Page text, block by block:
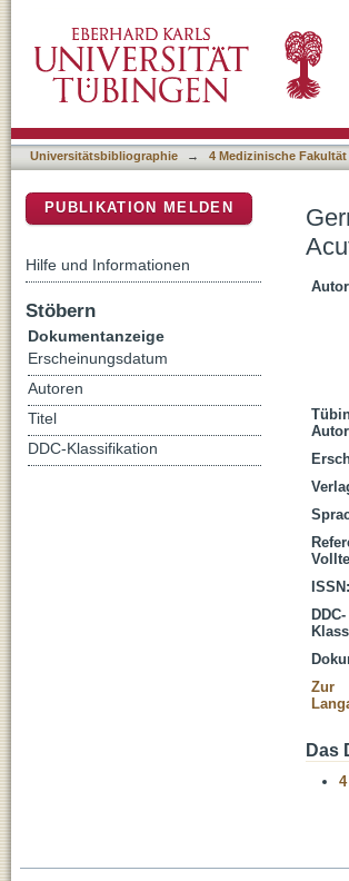
Universitätsbibliographie → 4 Medizinische Fakultät
ISSN:
DDC-
Zur
Das
PUBLIKATION MELDEN
Hilfe und Informationen
Stöbern
Dokumentanzeige
Erscheinungsdatum
Autoren
Titel
DDC-Klassifikation